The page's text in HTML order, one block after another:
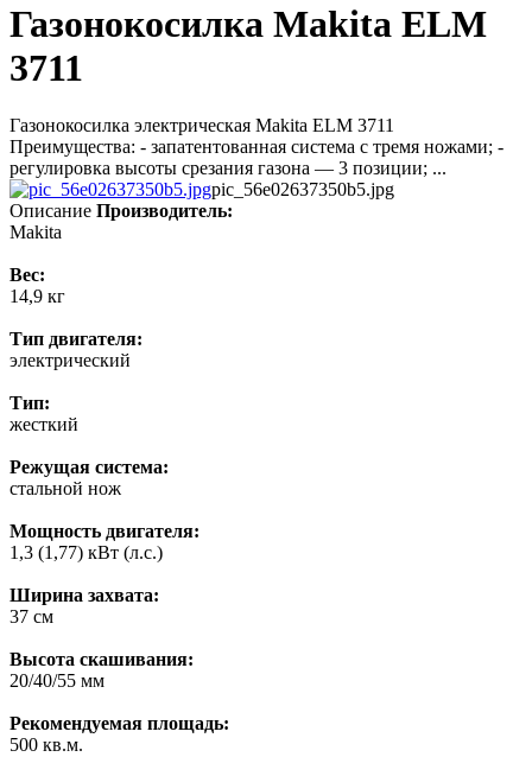
Газонокосилка Makita ELM
3711
Газонокосилка электрическая Makita ELM 3711
Преимущества: - запатентованная система с тремя ножами; -
регулировка высоты срезания газона — 3 позиции; ...
pic_56e02637350b5.jpg
Описание Производитель:
Makita
Вес:
14,9 кг
Тип двигателя:
электрический
Тип:
жесткий
Режущая система:
стальной нож
Мощность двигателя:
1,3 (1,77) кВт (л.с.)
Ширина захвата:
37 см
Высота скашивания:
20/40/55 мм
Рекомендуемая площадь:
500 кв.м.